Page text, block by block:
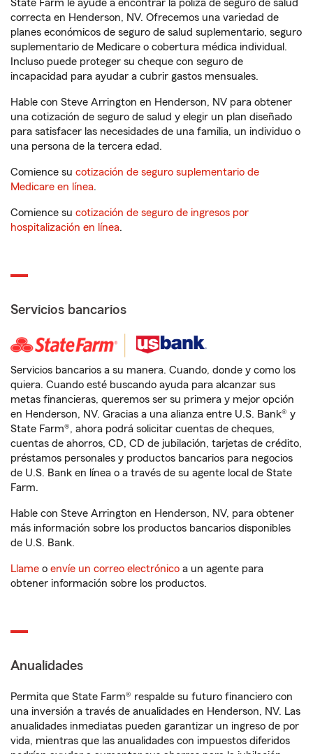
State Farm le ayude a encontrar la póliza de seguro de salud
correcta en Henderson, NV. Ofrecemos una variedad de
planes económicos de seguro de salud suplementario, seguro
suplementario de Medicare o cobertura médica individual.
Incluso puede proteger su cheque con seguro de
incapacidad para ayudar a cubrir gastos mensuales.
Hable con Steve Arrington en Henderson, NV para obtener
una cotización de seguro de salud y elegir un plan diseñado
para satisfacer las necesidades de una familia, un individuo o
una persona de la tercera edad.
Comience su cotización de seguro suplementario de
Medicare en línea.
Comience su cotización de seguro de ingresos por
hospitalización en línea.
Servicios bancarios
Servicios bancarios a su manera. Cuando, donde y como los
quiera. Cuando esté buscando ayuda para alcanzar sus
metas financieras, queremos ser su primera y mejor opción
en Henderson, NV. Gracias a una alianza entre U.S. Bank® y
State Farm®, ahora podrá solicitar cuentas de cheques,
cuentas de ahorros, CD, CD de jubilación, tarjetas de crédito,
préstamos personales y productos bancarios para negocios
de U.S. Bank en línea o a través de su agente local de State
Farm.
Hable con Steve Arrington en Henderson, NV, para obtener
más información sobre los productos bancarios disponibles
de U.S. Bank.
Llame o envíe un correo electrónico a un agente para
obtener información sobre los productos.
Anualidades
Permita que State Farm® respalde su futuro financiero con
una inversión a través de anualidades en Henderson, NV. Las
anualidades inmediatas pueden garantizar un ingreso de por
vida, mientras que las anualidades con impuestos diferidos